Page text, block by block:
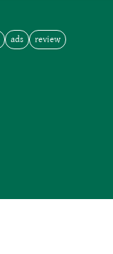
ads review